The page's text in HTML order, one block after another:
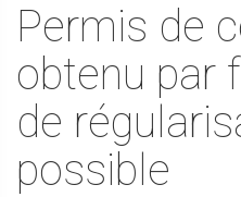
Permis de
obtenu par
de
possible